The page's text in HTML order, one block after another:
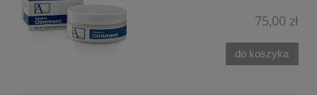
75,00 zł
do koszyka